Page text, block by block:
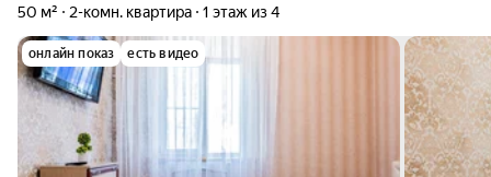
50 м² 2-комн. квартира 1 этаж из 4
онлайн показ есть видео